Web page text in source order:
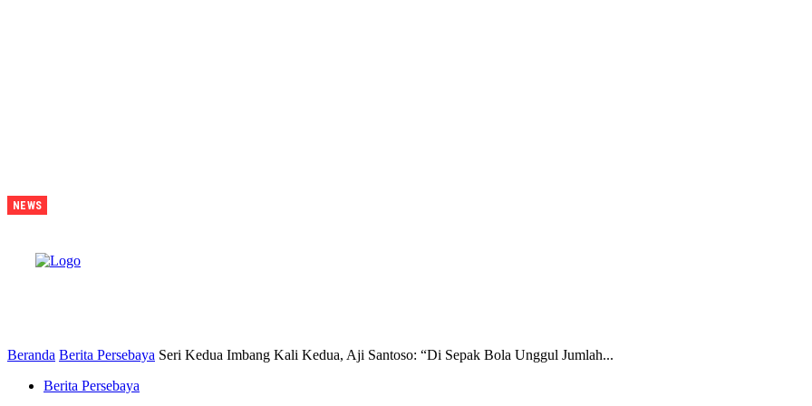
NEWS
Sebut
Laga
Beranda Berita Persebaya Seri Kedua Imbang Kali Kedua, Aji Santoso: “Di Sepak Bola Unggul Jumlah...
Berita Persebaya